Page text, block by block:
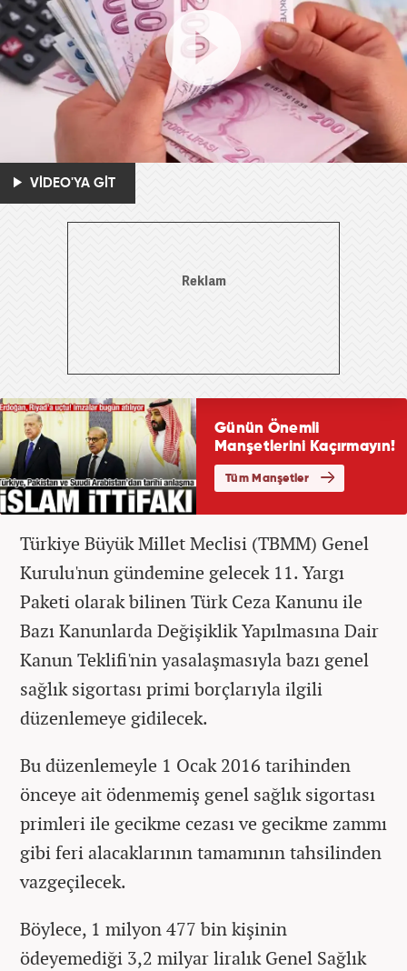
VİDEO'YA GİT
Türkiye Büyük Millet Meclisi (TBMM) Genel
Kurulu'nun gündemine gelecek 11. Yargı
Paketi olarak bilinen Türk Ceza Kanunu ile
Bazı Kanunlarda Değişiklik Yapılmasına Dair
Kanun Teklifi'nin yasalaşmasıyla bazı genel
sağlık sigortası primi borçlarıyla ilgili
düzenlemeye gidilecek.
Bu düzenlemeyle 1 Ocak 2016 tarihinden
önceye ait ödenmemiş genel sağlık sigortası
primleri ile gecikme cezası ve gecikme zammı
gibi feri alacaklarının tamamının tahsilinden
vazgeçilecek.
Böylece, 1 milyon 477 bin kişinin
ödeyemediği 3,2 milyar liralık Genel Sağlık